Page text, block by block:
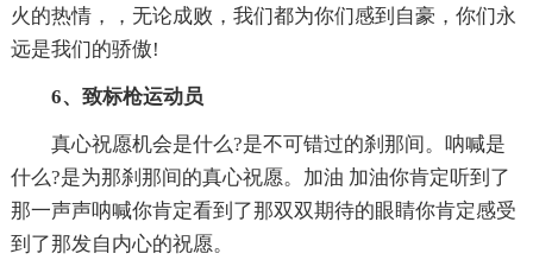
火的热情，，无论成败，我们都为你们感到自豪，你们永
远是我们的骄傲!
6、致标枪运动员
真心祝愿机会是什么?是不可错过的刹那间。呐喊是
什么?是为那刹那间的真心祝愿。加油 加油你肯定听到了
那一声声呐喊你肯定看到了那双双期待的眼睛你肯定感受
到了那发自内心的祝愿。